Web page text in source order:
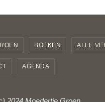
BOEKEN ALLE
AGENDA